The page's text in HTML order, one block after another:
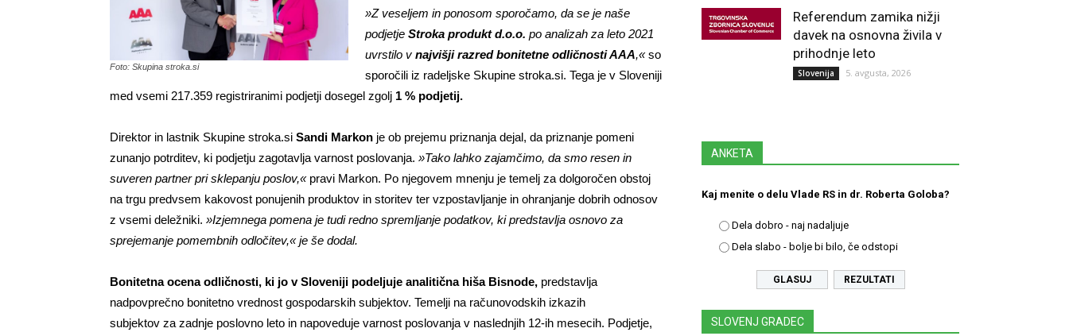
Foto: Skupina stroka.si
»Z veseljem in ponosom sporočamo, da se je naše
podjetje Stroka produkt d.o.o. po analizah za leto 2021
uvrstilo v najvišji razred bonitetne odličnosti AAA,«so
sporočili iz radeljske Skupine stroka.si. Tega je v Sloveniji
med vsemi 217.359 registriranimi podjetji dosegel zgolj 1 % podjetij.
Direktor in lastnik Skupine stroka.si Sandi Markon je ob prejemu priznanja dejal, da priznanje pomeni
zunanjo potrditev, ki podjetju zagotavlja varnost poslovanja. »Tako lahko zajamčimo, da smo resen in
suveren partner pri sklepanju poslov,« pravi Markon. Po njegovem mnenju je temelj za dolgoročen obstoj
na trgu predvsem kakovost ponujenih produktov in storitev ter vzpostavljanje in ohranjanje dobrih odnosov
z vsemi deležniki. »Izjemnega pomena je tudi redno spremljanje podatkov, ki predstavlja osnovo za
sprejemanje pomembnih odločitev,« je še dodal.
Bonitetna ocena odličnosti, ki jo v Sloveniji podeljuje analitična hiša Bisnode, predstavlja
nadpovprečno bonitetno vrednost gospodarskih subjektov. Temelji na računovodskih izkazih
subjektov za zadnje poslovno leto in napoveduje varnost poslovanja v naslednjih 12-ih mesecih. Podjetje,
Referendum zamika nižji
davek na osnovna živila v
prihodnje leto
Slovenija 5. avgusta, 2026
ANKETA
Kaj menite o delu Vlade RS in dr. Roberta Goloba?
Dela dobro - naj nadaljuje
Dela slabo - bolje bi bilo, če odstopi
REZULTATI
SLOVENJ GRADEC